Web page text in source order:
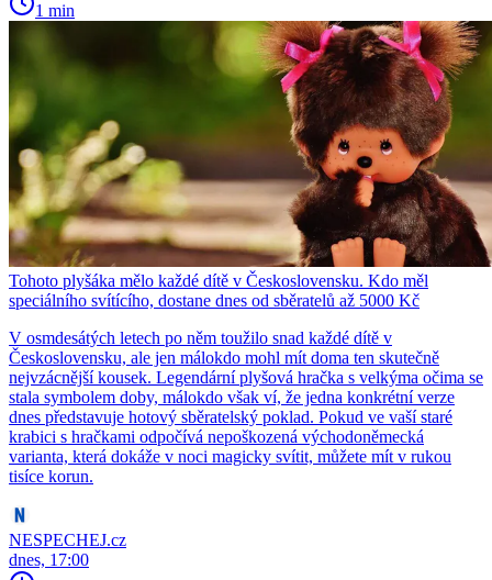
1 min
Tohoto plyšáka mělo každé dítě v Československu. Kdo měl
speciálního svítícího, dostane dnes od sběratelů až 5000 Kč
V osmdesátých letech po něm toužilo snad každé dítě v
Československu, ale jen málokdo mohl mít doma ten skutečně
nejvzácnější kousek. Legendární plyšová hračka s velkýma očima se
stala symbolem doby, málokdo však ví, že jedna konkrétní verze
dnes představuje hotový sběratelský poklad. Pokud ve vaší staré
krabici s hračkami odpočívá nepoškozená východoněmecká
varianta, která dokáže v noci magicky svítit, můžete mít v rukou
tisíce korun.
NESPECHEJ.cz
dnes, 17:00